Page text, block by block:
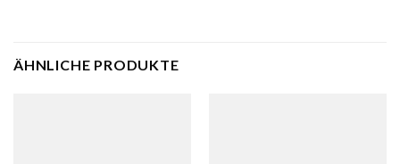
ÄHNLICHE PRODUKTE